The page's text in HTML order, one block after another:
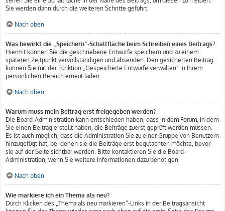
Sie werden dann durch die weiteren Schritte geführt.
Nach oben
Was bewirkt die „Speichern“-Schaltfläche beim Schreiben eines Beitrags?
Hiermit können Sie die geschriebene Entwürfe speichern und zu einem
späteren Zeitpunkt vervollständigen und absenden. Den gesicherten Beitrag
können Sie mit der Funktion „Gespeicherte Entwürfe verwalten“ in Ihrem
persönlichen Bereich erneut laden.
Nach oben
Warum muss mein Beitrag erst freigegeben werden?
Die Board-Administration kann entschieden haben, dass in dem Forum, in dem
Sie einen Beitrag erstellt haben, die Beiträge zuerst geprüft werden müssen.
Es ist auch möglich, dass die Administration Sie zu einer Gruppe von Benutzern
hinzugefügt hat, bei denen sie die Beiträge erst begutachten möchte, bevor
sie auf der Seite sichtbar werden. Bitte kontaktieren Sie die Board-
Administration, wenn Sie weitere Informationen dazu benötigen.
Nach oben
Wie markiere ich ein Thema als neu?
Durch Klicken des „Thema als neu markieren“-Links in der Beitragsansicht